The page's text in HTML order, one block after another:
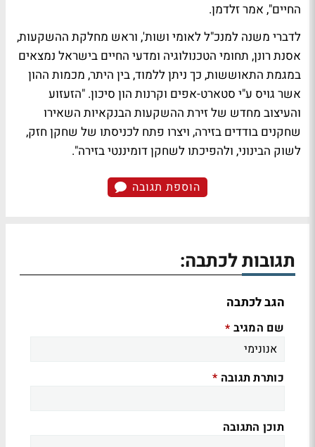
החיים", אמר זלדמן.
לדברי משנה למנכ"ל לאומי ושות', וראש מחלקת ההשקעות,
אסנת רונן, תחומי הטכנולוגיה ומדעי החיים בישראל נמצאים
במגמת התאוששות, כך ניתן ללמוד, בין היתר, מכמות ההון
אשר גויס ע"י סטארט-אפים וקרנות הון סיכון. "הזעזוע
והעיצוב מחדש של זירת ההשקעות הבנקאיות השאירו
שחקנים בודדים בזירה, ויצרו פתח לכניסתו של שחקן חזק,
לשוק הבינוני, ולהפיכתו לשחקן דומיננטי בזירה".
הוספת תגובה
תגובות לכתבה:
הגב לכתבה
שם המגיב *
כותרת תגובה *
תוכן התגובה